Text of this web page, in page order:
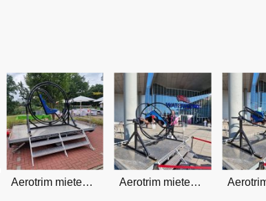
Aerotrim mieten Bremen, OHZ und Umland Aerotrim mieten Bremen, OHZ und Umland